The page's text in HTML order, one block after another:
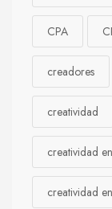
CPA
creadores
creatividad
creatividad
creatividad